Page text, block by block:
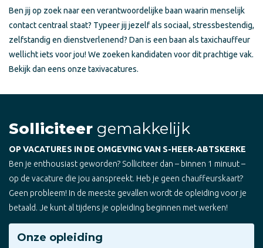
Ben jij op zoek naar een verantwoordelijke baan waarin menselijk
contact centraal staat? Typeer jij jezelf als sociaal, stressbestendig,
zelfstandig en dienstverlenend? Dan is een baan als taxichauffeur
wellicht iets voor jou! We zoeken kandidaten voor dit prachtige vak.
Bekijk dan eens onze taxivacatures.
Solliciteer gemakkelijk
OP VACATURES IN DE OMGEVING VAN S-HEER-ABTSKERKE
Ben je enthousiast geworden? Solliciteer dan – binnen 1 minuut –
op de vacature die jou aanspreekt. Heb je geen chauffeurskaart?
Geen probleem! In de meeste gevallen wordt de opleiding voor je
betaald. Je kunt al tijdens je opleiding beginnen met werken!
Onze opleiding